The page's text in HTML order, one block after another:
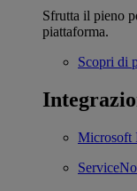
Sfrutta il pieno
piattaforma.
Scopri di
Microsoft